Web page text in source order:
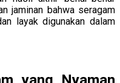
jaminan bahwa seragam
layak digunakan dalam